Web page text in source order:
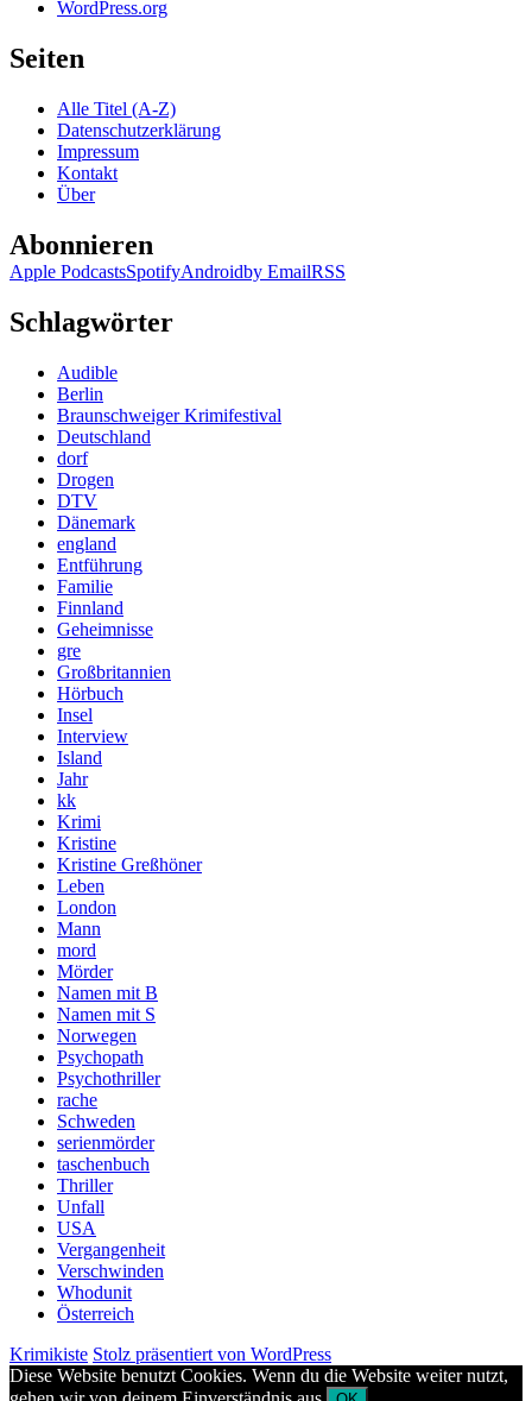
WordPress.org
Seiten
Alle Titel (A-Z)
Datenschutzerklärung
Impressum
Kontakt
Über
Abonnieren
Apple PodcastsSpotifyAndroidby EmailRSS
Schlagwörter
Audible
Berlin
Braunschweiger Krimifestival
Deutschland
dorf
Drogen
DTV
Dänemark
england
Entführung
Familie
Finnland
Geheimnisse
gre
Großbritannien
Hörbuch
Insel
Interview
Island
Jahr
kk
Krimi
Kristine
Kristine Greßhöner
Leben
London
Mann
mord
Mörder
Namen mit B
Namen mit S
Norwegen
Psychopath
Psychothriller
rache
Schweden
serienmörder
taschenbuch
Thriller
Unfall
USA
Vergangenheit
Verschwinden
Whodunit
Österreich
Krimikiste Stolz präsentiert von WordPress
Diese Website benutzt Cookies. Wenn du die Website weiter nutzt,